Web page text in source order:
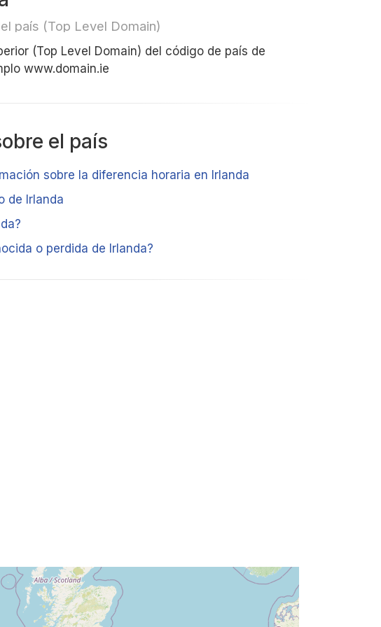
país (Top Level Domain)
(Top Level Domain) del código de país de
www.domain.ie
el país
sobre la diferencia horaria en Irlanda
de Irlanda
o perdida de Irlanda?